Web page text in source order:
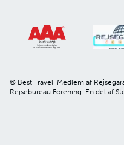
© Best Travel. Medlem af
Rejsebureau Forening. En del af